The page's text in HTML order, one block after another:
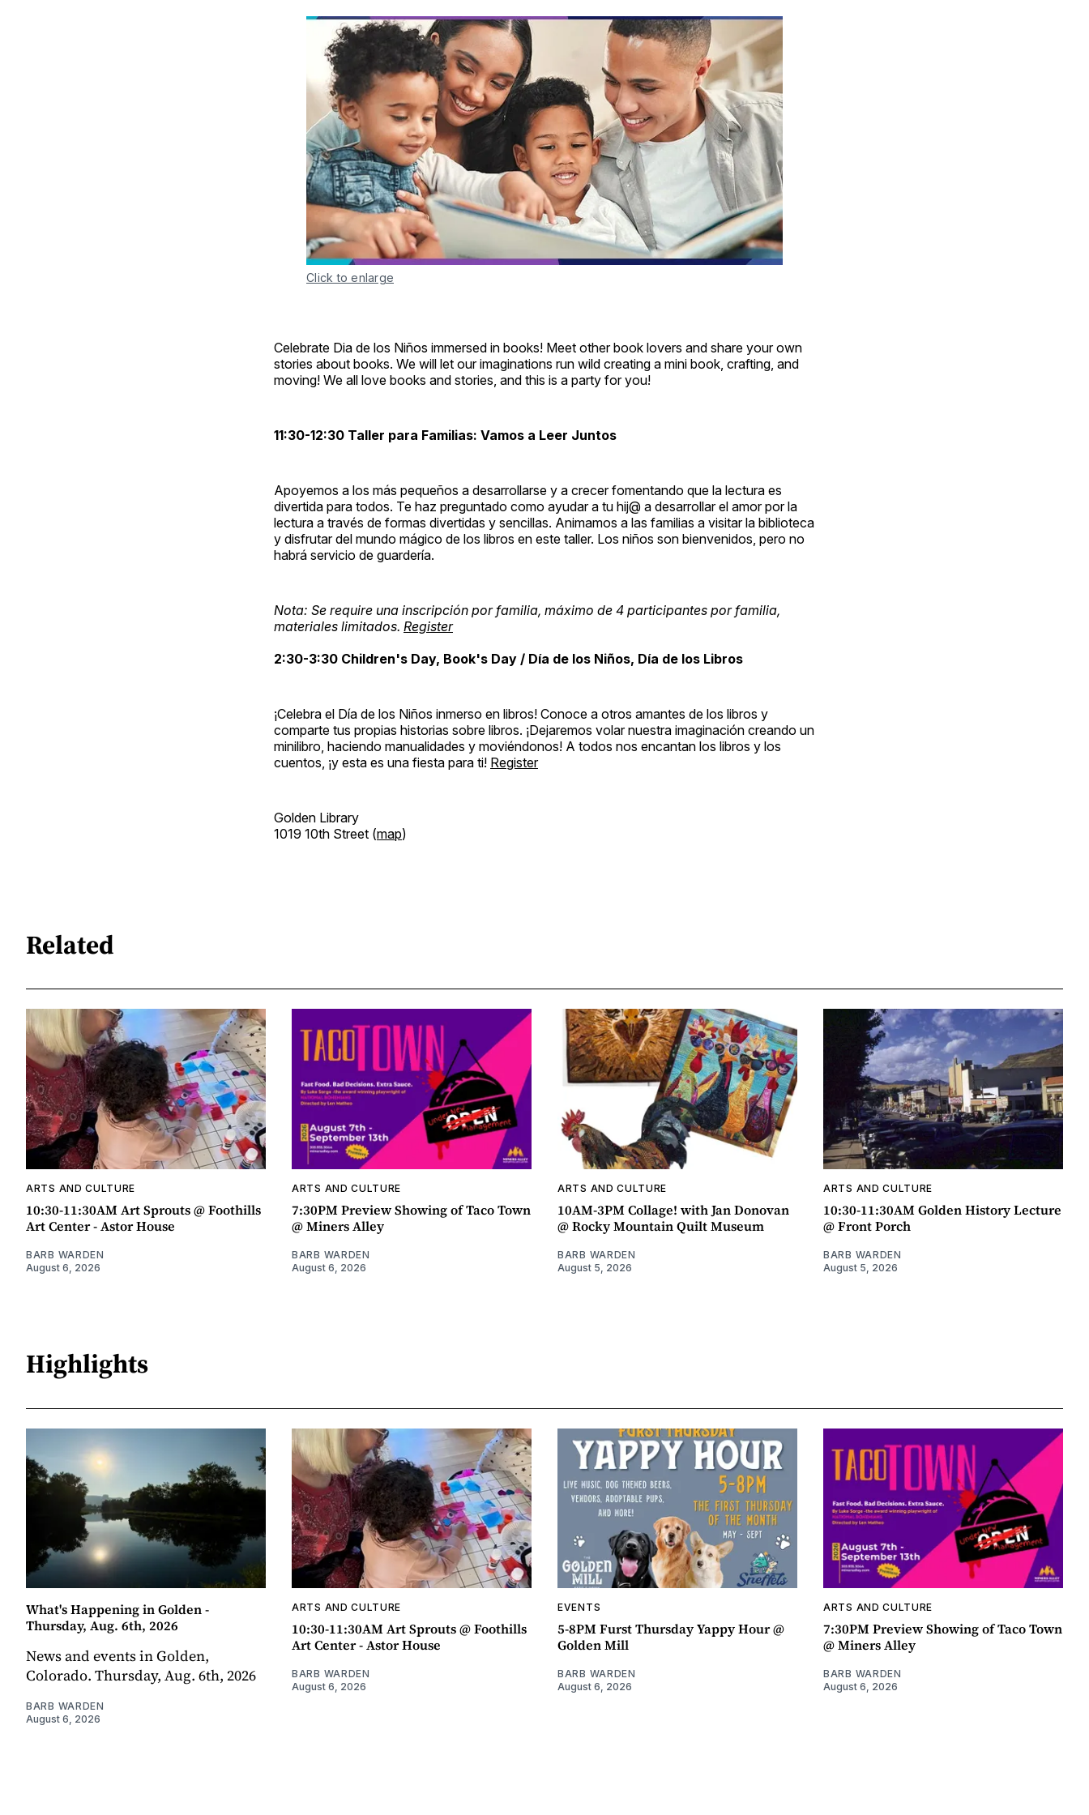
Click to enlarge
Celebrate Dia de los Niños immersed in books! Meet other book lovers and share your own
stories about books. We will let our imaginations run wild creating a mini book, crafting, and
moving! We all love books and stories, and this is a party for you!
11:30-12:30 Taller para Familias: Vamos a Leer Juntos
Apoyemos a los más pequeños a desarrollarse y a crecer fomentando que la lectura es
divertida para todos. Te haz preguntado como ayudar a tu hij@ a desarrollar el amor por la
lectura a través de formas divertidas y sencillas. Animamos a las familias a visitar la biblioteca
y disfrutar del mundo mágico de los libros en este taller. Los niños son bienvenidos, pero no
habrá servicio de guardería.
Nota: Se require una inscripción por familia, máximo de 4 participantes por familia,
materiales limitados. Register
2:30-3:30 Children's Day, Book's Day / Día de los Niños, Día de los Libros
¡Celebra el Día de los Niños inmerso en libros! Conoce a otros amantes de los libros y
comparte tus propias historias sobre libros. ¡Dejaremos volar nuestra imaginación creando un
minilibro, haciendo manualidades y moviéndonos! A todos nos encantan los libros y los
cuentos, ¡y esta es una fiesta para ti! Register
Golden Library
1019 10th Street (map)
Related
ARTS AND CULTURE
10:30-11:30AM Art Sprouts @ Foothills
Art Center - Astor House
BARB WARDEN
August 6, 2026
ARTS AND CULTURE
7:30PM Preview Showing of Taco Town
@ Miners Alley
BARB WARDEN
August 6, 2026
ARTS AND CULTURE
10AM-3PM Collage! with Jan Donovan
@ Rocky Mountain Quilt Museum
BARB WARDEN
August 5, 2026
ARTS AND CULTURE
10:30-11:30AM Golden History Lecture
@ Front Porch
BARB WARDEN
August 5, 2026
Highlights
What's Happening in Golden -
Thursday, Aug. 6th, 2026
News and events in Golden,
Colorado. Thursday, Aug. 6th, 2026
BARB WARDEN
August 6, 2026
ARTS AND CULTURE
10:30-11:30AM Art Sprouts @ Foothills
Art Center - Astor House
BARB WARDEN
August 6, 2026
EVENTS
5-8PM Furst Thursday Yappy Hour @
Golden Mill
BARB WARDEN
August 6, 2026
ARTS AND CULTURE
7:30PM Preview Showing of Taco Town
@ Miners Alley
BARB WARDEN
August 6, 2026